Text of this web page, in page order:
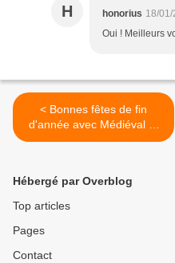
H honorius 18/
Oui ! Meilleurs
< Bonnes fêtes de fin
d'année avec Médiéval et
Moyen Age
Hébergé par Overblog
Top articles
Pages
Contact